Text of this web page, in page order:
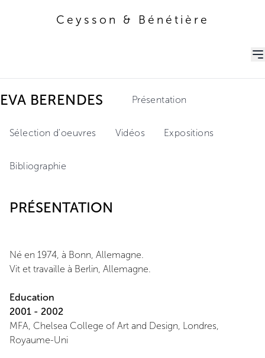
Ceysson & Bénétière
EVA BERENDES Présentation
Sélection d'oeuvres Vidéos Expositions
Bibliographie
PRÉSENTATION
Né en 1974, à Bonn, Allemagne.
Vit et travaille à Berlin, Allemagne.
Education
2001 - 2002
MFA, Chelsea College of Art and Design, Londres,
Royaume-Uni